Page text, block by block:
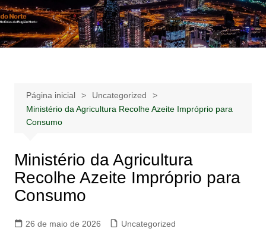
Ir
para
o
Notícias –
Publicidades –
Notícias – Publicidades – Anúncios
Página inicial
Uncategorized
Ministério da Agricultura Recolhe Azeite Impróprio para
Consumo
Ministério da Agricultura
Recolhe Azeite Impróprio para
Consumo
26 de maio de 2026 Uncategorized